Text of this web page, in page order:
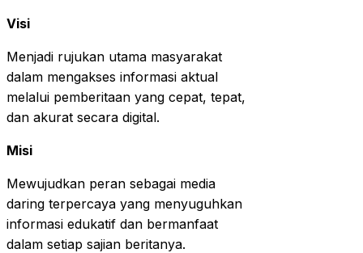
Visi
Menjadi rujukan utama masyarakat
dalam mengakses informasi aktual
melalui pemberitaan yang cepat, tepat,
dan akurat secara digital.
Misi
Mewujudkan peran sebagai media
daring terpercaya yang menyuguhkan
informasi edukatif dan bermanfaat
dalam setiap sajian beritanya.